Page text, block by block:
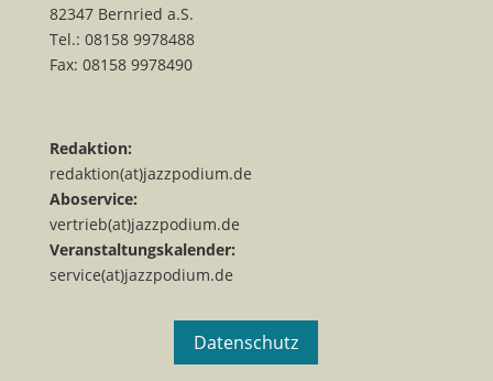
82347 Bernried a.S.
Tel.: 08158 9978488
Fax: 08158 9978490
Redaktion:
redaktion(at)jazzpodium.de
Aboservice:
vertrieb(at)jazzpodium.de
Veranstaltungskalender:
service(at)jazzpodium.de
Datenschutz